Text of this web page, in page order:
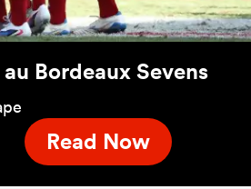
Bordeaux Sevens
Read Now